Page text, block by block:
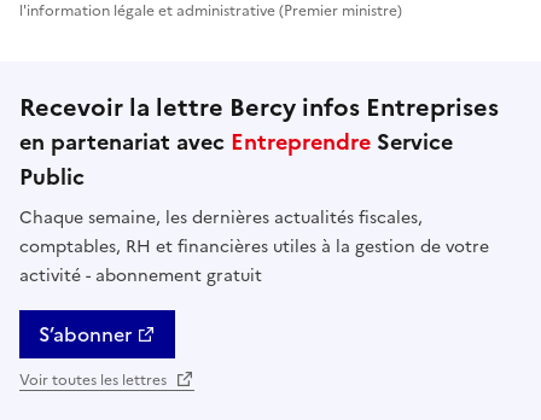
l'information légale et administrative (Premier ministre)
Recevoir la lettre Bercy infos Entreprises
en partenariat avec Entreprendre Service
Public
Chaque semaine, les dernières actualités fiscales,
comptables, RH et financières utiles à la gestion de votre
activité - abonnement gratuit
S’abonner
Voir toutes les lettres